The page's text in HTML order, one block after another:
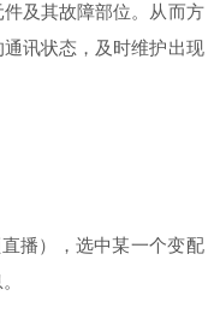
及其故障部位。从而方
讯状态，及时维护出现
播），选中某一个变配